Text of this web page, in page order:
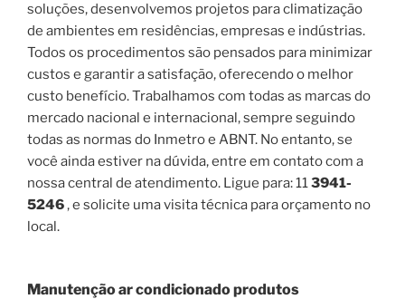
soluções, desenvolvemos projetos para climatização
de ambientes em residências, empresas e indústrias.
Todos os procedimentos são pensados para minimizar
custos e garantir a satisfação, oferecendo o melhor
custo benefício. Trabalhamos com todas as marcas do
mercado nacional e internacional, sempre seguindo
todas as normas do Inmetro e ABNT. No entanto, se
você ainda estiver na dúvida, entre em contato com a
nossa central de atendimento. Ligue para: 113941-
5246, e solicite uma visita técnica para orçamento no
local.
Manutenção ar condicionado produtos